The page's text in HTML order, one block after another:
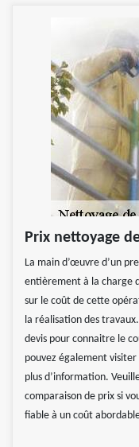
Prix nettoyage
La main d’œuvre d’un
entièrement à la charge
sur le coût de cette
la réalisation des
devis pour connaitre le
pouvez également
plus d’information.
comparaison de prix si
fiable à un coût